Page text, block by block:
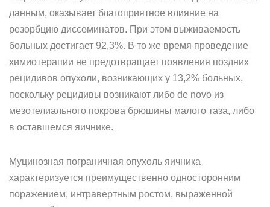
данным, оказывает благоприятное влияние на
резорбцию диссеминатов. При этом выживаемость
больных достигает 92,3%. В то же время проведение
химиотерапии не предотвращает появления поздних
рецидивов опухоли, возникающих у 13,2% больных,
поскольку рецидивы возникают либо de novo из
мезотелиального покрова брюшины малого таза, либо
в оставшемся яичнике.
Муцинозная пограничная опухоль яичника
характеризуется преимущественно односторонним
поражением, интравертным ростом, выраженной